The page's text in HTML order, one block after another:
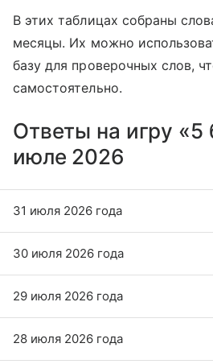
В этих таблицах собраны
месяцы. Их можно
базу для проверочных слов,
самостоятельно.
Ответы на игру «5
июле 2026
31 июля 2026 года
30 июля 2026 года
29 июля 2026 года
28 июля 2026 года